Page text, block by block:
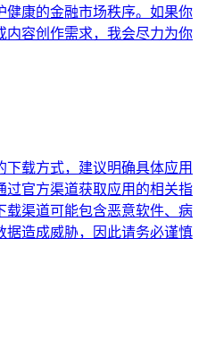
健康的金融市场秩序。如果你
内容创作需求，我会尽力为你
载方式，建议明确具体应用
过官方渠道获取应用的相关指
载渠道可能包含恶意软件、病
据造成威胁，因此请务必谨慎